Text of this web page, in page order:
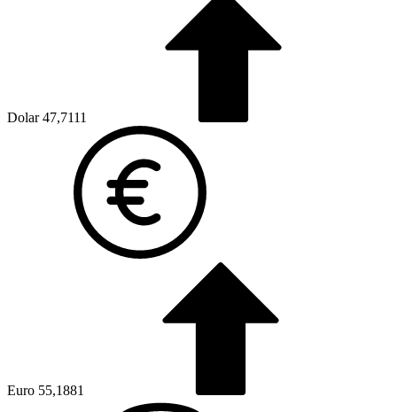
Dolar 47,7111
Euro 55,1881